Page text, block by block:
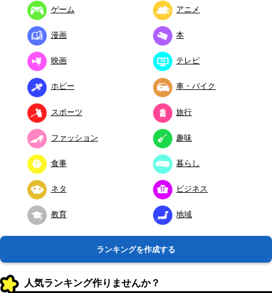
ゲーム アニメ
漫画 本
映画 テレビ
ホビー 車・バイク
スポーツ 旅行
ファッション 趣味
食事 暮らし
ネタ ビジネス
教育 地域
ランキングを作成する
人気ランキング作りませんか？